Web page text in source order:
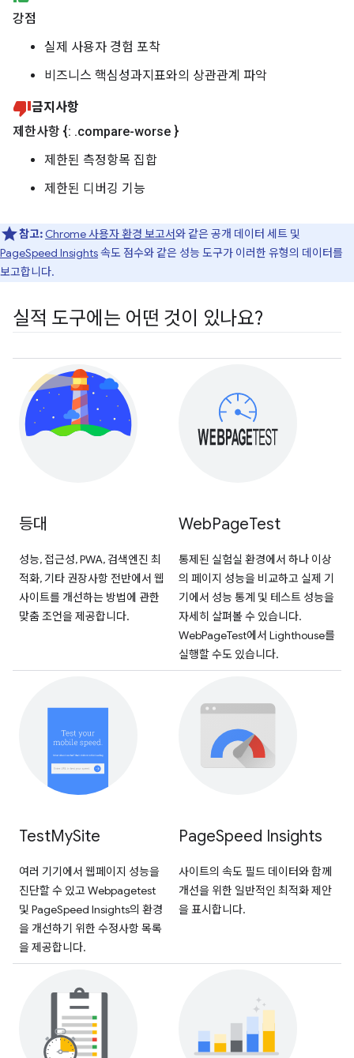
강점
실제 사용자 경험 포착
비즈니스 핵심성과지표와의 상관관계 파악
금지사항
제한사항 {: .compare-worse }
제한된 측정항목 집합
제한된 디버깅 기능
참고: Chrome 사용자 환경 보고서와 같은 공개 데이터 세트 및
PageSpeed Insights속도 점수와 같은 성능 도구가 이러한 유형의 데이터를
보고합니다.
실적 도구에는 어떤 것이 있나요?
등대
성능, 접근성, PWA, 검색엔진 최
적화, 기타 권장사항 전반에서 웹
사이트를 개선하는 방법에 관한
맞춤 조언을 제공합니다.
WebPageTest
통제된 실험실 환경에서 하나 이상
의 페이지 성능을 비교하고 실제 기
기에서 성능 통계 및 테스트 성능을
자세히 살펴볼 수 있습니다.
WebPageTest에서 Lighthouse를
실행할 수도 있습니다.
TestMySite
여러 기기에서 웹페이지 성능을
진단할 수 있고 Webpagetest
및 PageSpeed Insights의 환경
을 개선하기 위한 수정사항 목록
을 제공합니다.
PageSpeed Insights
사이트의 속도 필드 데이터와 함께
개선을 위한 일반적인 최적화 제안
을 표시합니다.